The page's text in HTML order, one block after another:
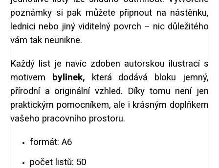
poznámky si pak můžete připnout na nástěnku,
lednici nebo jiný viditelný povrch – nic důležitého
vám tak neunikne.
Každý list je navíc zdoben autorskou ilustrací s
motivem
bylinek, která dodává bloku jemný,
přírodní a originální vzhled. Díky tomu není jen
praktickým pomocníkem, ale i krásným doplňkem
vašeho pracovního prostoru.
formát: A6
počet listů: 50